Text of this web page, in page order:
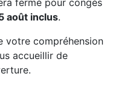
août inclus.
votre compréhension
accueillir de
nous